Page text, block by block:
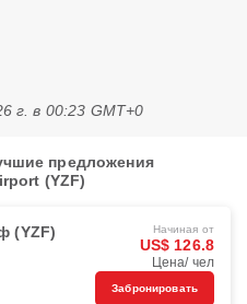
г. в 00:23 GMT+0
предложения
(YZF)
(YZF) Начиная от
US$ 126.8
Цена/ чел
Забронировать